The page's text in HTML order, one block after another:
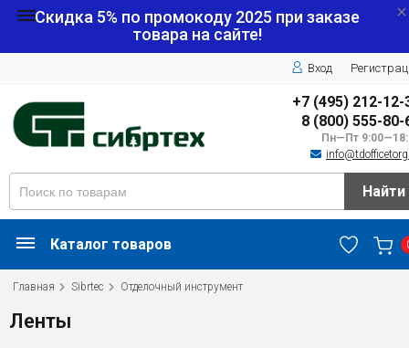
Скидка 5% по промокоду 2025 при заказе
товара на сайте!
Вход
+7 (495) 212-12-
8 (800) 555-80-
Пн—Пт
Найти
Каталог товаров
Главная Sibrtec Отделочный инструмент
Ленты